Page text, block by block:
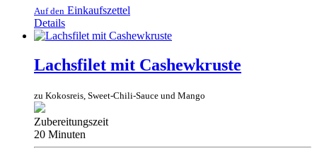
Auf den Einkaufszettel
Details
Lachsfilet mit Cashewkruste
zu Kokosreis, Sweet-Chili-Sauce und Mango
Zubereitungszeit
20 Minuten